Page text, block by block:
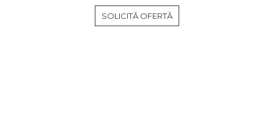
SOLICITĂ OFERTĂ